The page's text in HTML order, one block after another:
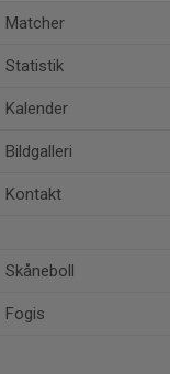
Matcher
Statistik
Kalender
Bildgalleri
Kontakt
Skåneboll
Fogis